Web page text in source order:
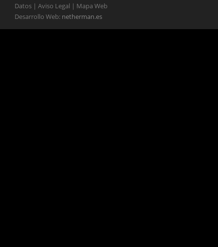
Datos | Aviso Legal | Mapa Web
Desarrollo Web: netherman.es